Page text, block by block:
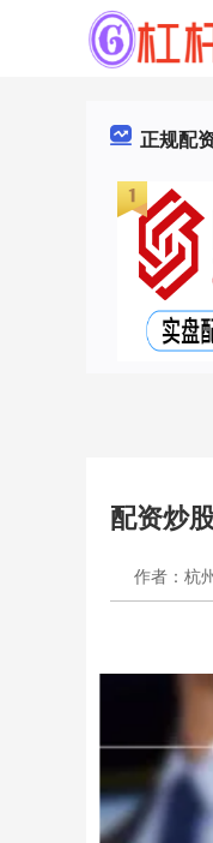
正规配
配资炒
作者：杭